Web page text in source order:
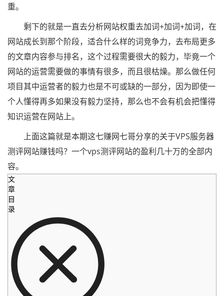
重。
剩下的就是一直去分析网站权重去加词+加词+加词，在
网站成长到那个阶段，适合什么样的词竞争力，去布局更多
的文章内容参与排名，这个过程需要很大的毅力，毕竟一个
网站的运营需要做的事情有很多，而且很枯燥。那么做任何
项目其中运营者的毅力也是不可或缺的一部分，因为即使一
个人懂得再多如果没有毅力坚持，那么也不会有机会把懂得
知识运营在网站上。
上面这篇就是本期这七赚网七哥分享的关于VPS服务器
测评网站赚钱吗？一个vps测评网站的盈利几十万的全部内
容。
文
章
目
录